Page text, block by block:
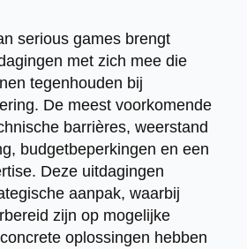
serious games brengt
met zich mee die
tegenhouden bij
De meest voorkomende
barrières, weerstand
budgetbeperkingen en een
Deze uitdagingen
aanpak, waarbij
zijn op mogelijke
oplossingen hebben